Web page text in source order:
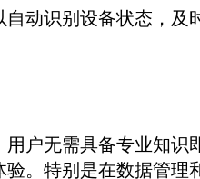
动识别设备状态，及
户无需具备专业知
。特别是在数据管理